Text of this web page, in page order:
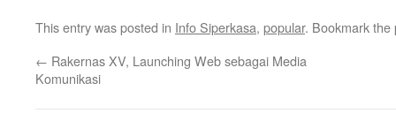
This entry was posted in Info Siperkasa, popular. Bookmark the
← Rakernas XV, Launching Web sebagai Media
Komunikasi